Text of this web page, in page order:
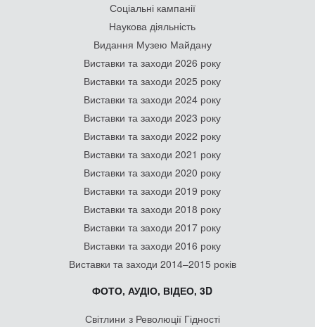
Соціальні кампанії
Наукова діяльність
Видання Музею Майдану
Виставки та заходи 2026 року
Виставки та заходи 2025 року
Виставки та заходи 2024 року
Виставки та заходи 2023 року
Виставки та заходи 2022 року
Виставки та заходи 2021 року
Виставки та заходи 2020 року
Виставки та заходи 2019 року
Виставки та заходи 2018 року
Виставки та заходи 2017 року
Виставки та заходи 2016 року
Виставки та заходи 2014–2015 років
ФОТО, АУДІО, ВІДЕО, 3D
Світлини з Революції Гідності